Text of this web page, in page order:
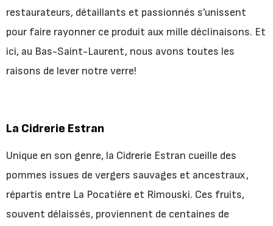
restaurateurs, détaillants et passionnés s’unissent
pour faire rayonner ce produit aux mille déclinaisons. Et
ici, au Bas-Saint-Laurent, nous avons toutes les
raisons de lever notre verre!
La Cidrerie Estran
Unique en son genre, la Cidrerie Estran cueille des
pommes issues de vergers sauvages et ancestraux,
répartis entre La Pocatière et Rimouski. Ces fruits,
souvent délaissés, proviennent de centaines de